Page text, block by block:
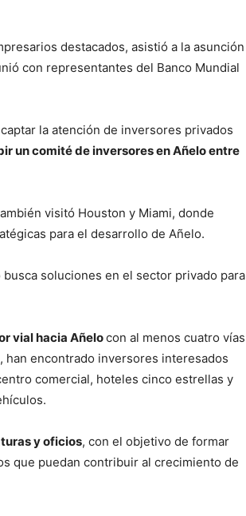
destacados, asistió a la asunción
con representantes del Banco Mundial
la atención de inversores privados
un comité de inversores en Añelo entre
visitó Houston y Miami, donde
para el desarrollo de Añelo.
soluciones en el sector privado para
vial hacia Añelocon al menos cuatro vías
han encontrado inversores interesados
comercial, hoteles cinco estrellas y
y oficios, con el objetivo de formar
que puedan contribuir al crecimiento de